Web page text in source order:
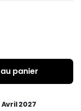
panier
2027